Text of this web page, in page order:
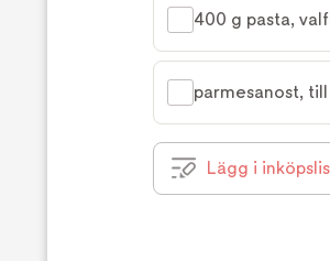
400 g pasta,
parmesanost,
Lägg i